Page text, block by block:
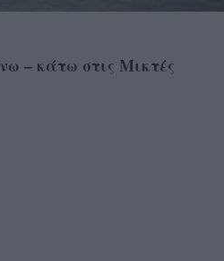
– κάτω στις Μικτές